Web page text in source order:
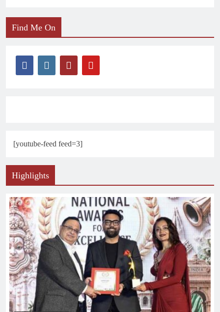
Find Me On
[youtube-feed feed=3]
Highlights